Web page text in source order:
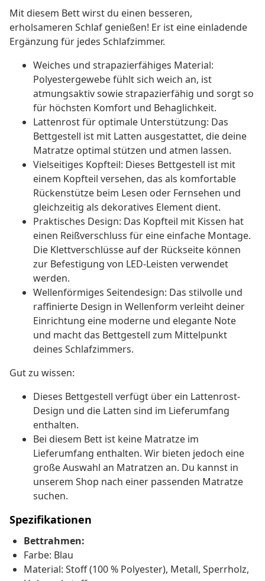
Mit diesem Bett wirst du einen besseren,
erholsameren Schlaf genießen! Er ist eine einladende
Ergänzung für jedes Schlafzimmer.
Weiches und strapazierfähiges Material:
Polyestergewebe fühlt sich weich an, ist
atmungsaktiv sowie strapazierfähig und sorgt so
für höchsten Komfort und Behaglichkeit.
Lattenrost für optimale Unterstützung: Das
Bettgestell ist mit Latten ausgestattet, die deine
Matratze optimal stützen und atmen lassen.
Vielseitiges Kopfteil: Dieses Bettgestell ist mit
einem Kopfteil versehen, das als komfortable
Rückenstütze beim Lesen oder Fernsehen und
gleichzeitig als dekoratives Element dient.
Praktisches Design: Das Kopfteil mit Kissen hat
einen Reißverschluss für eine einfache Montage.
Die Klettverschlüsse auf der Rückseite können
zur Befestigung von LED-Leisten verwendet
werden.
Wellenförmiges Seitendesign: Das stilvolle und
raffinierte Design in Wellenform verleiht deiner
Einrichtung eine moderne und elegante Note
und macht das Bettgestell zum Mittelpunkt
deines Schlafzimmers.
Gut zu wissen:
Dieses Bettgestell verfügt über ein Lattenrost-
Design und die Latten sind im Lieferumfang
enthalten.
Bei diesem Bett ist keine Matratze im
Lieferumfang enthalten. Wir bieten jedoch eine
große Auswahl an Matratzen an. Du kannst in
unserem Shop nach einer passenden Matratze
suchen.
Spezifikationen
Bettrahmen:
Farbe: Blau
Material: Stoff (100 % Polyester), Metall, Sperrholz,